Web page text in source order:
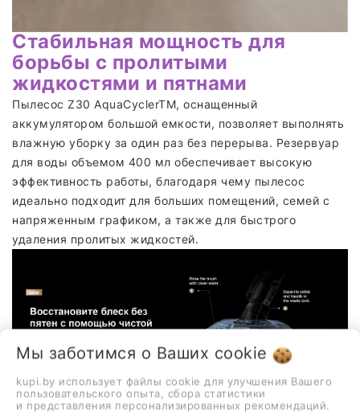
Стабильная мощность для
борьбы с пролитыми
жидкостями и пятнами
Пылесос Z30 AquaCyclerTM, оснащенный
аккумулятором большой емкости, позволяет выполнять
влажную уборку за один раз без перерыва. Резервуар
для воды объемом 400 мл обеспечивает высокую
эффективность работы, благодаря чему пылесос
идеально подходит для больших помещений, семей с
напряженным графиком, а также для быстрого
удаления пролитых жидкостей.
Мы заботимся о Ваших cookie
kupi.by использует файлы cookie для улучшения Вашего
пользовательского опыта, сбора статистики
и представления персонализированных рекомендаций.